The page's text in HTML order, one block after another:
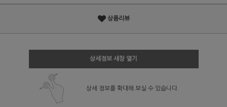
상품리뷰
상세정보 새창 열기
상세 정보를 확대해 보실 수 있습니다.